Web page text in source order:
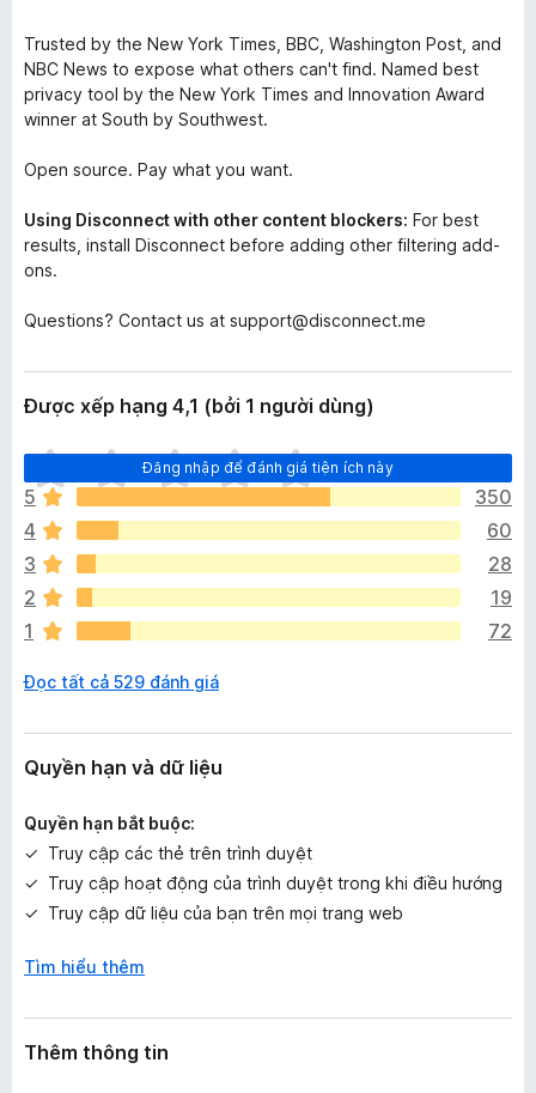
Trusted by the New York Times, BBC, Washington Post, and
NBC News to expose what others can't find. Named best
privacy tool by the New York Times and Innovation Award
winner at South by Southwest.
Open source. Pay what you want.
Using Disconnect with other content blockers: For best
results, install Disconnect before adding other filtering add-
ons.
Questions? Contact us at support@disconnect.me
Được xếp hạng 4,1 (bởi 1 người dùng)
Đăng nhập để đánh giá tiện ích này
C
h
ư
a
c
ó
x
ế
h
n
g
à
o
5
350
4
60
3
28
2
19
1
72
Đọc tất cả 529 đánh giá
Quyền hạn và dữ liệu
Quyền hạn bắt buộc:
Truy cập các thẻ trên trình duyệt
Truy cập hoạt động của trình duyệt trong khi điều hướng
Truy cập dữ liệu của bạn trên mọi trang web
Tìm hiểu thêm
Thêm thông tin